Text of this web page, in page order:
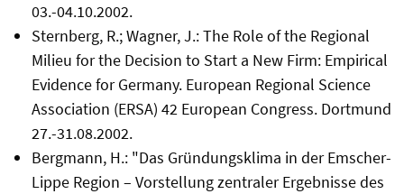
03.-04.10.2002.
Sternberg, R.; Wagner, J.: The Role of the Regional
Milieu for the Decision to Start a New Firm: Empirical
Evidence for Germany. European Regional Science
Association (ERSA) 42 European Congress. Dortmund
27.-31.08.2002.
Bergmann, H.: "Das Gründungsklima in der Emscher-
Lippe Region – Vorstellung zentraler Ergebnisse des